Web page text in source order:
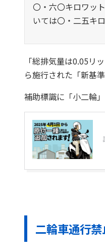
〇・六〇キロワッ
いては〇・二五キ
「総排気量は0.05リ
ら施行された「新基
補助標識に「小二輪
二輪車通行